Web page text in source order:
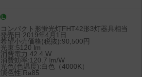
コンパクト形蛍光灯FHT42形3灯器具相当
発売日:2019年4月1日
希望小売価格(税抜):90,500円
光束:5120 lm
消費電力:42.4 W
消費効率:120.7 lm/W
光色(色温度):白色（4000K）
演色性:Ra85